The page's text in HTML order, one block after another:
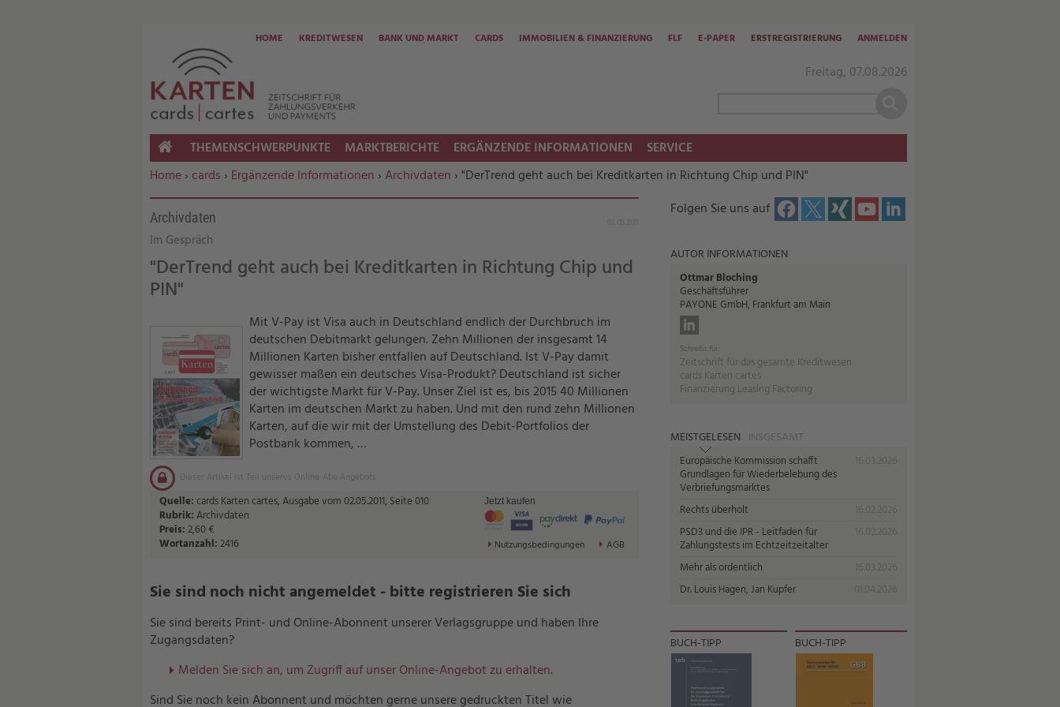
Freitag, 07.08.2026
HOME KREDITWESEN BANK UND MARKT CARDS IMMOBILIEN & FINANZIERUNG FLF E-PAPER ERSTREGISTRIERUNG ANMELDEN
Sie befinden sich hier:
Home› cards › Ergänzende Informationen › Archivdaten › "DerTrend geht auch bei Kreditkarten in Richtung Chip und PIN"
Archivdaten
Im Gespräch
"DerTrend geht auch bei Kreditkarten in Richtung Chip und
PIN"
Mit V-Pay ist Visa auch in Deutschland endlich der Durchbruch im
deutschen Debitmarkt gelungen. Zehn Millionen der insgesamt 14
Millionen Karten bisher entfallen auf Deutschland. Ist V-Pay damit
gewisser maßen ein deutsches Visa-Produkt? Deutschland ist sicher
der wichtigste Markt für V-Pay. Unser Ziel ist es, bis 2015 40 Millionen
Karten im deutschen Markt zu haben. Und mit den rund zehn Millionen
Karten, auf die wir mit der Umstellung des Debit-Portfolios der
Postbank kommen, …
Dieser Artikel ist Teil unseres Online-Abo Angebots.
Quelle:cards Karten cartes, Ausgabe vom 02.05.2011, Seite 010
Rubrik:Archivdaten
Preis:2,60 €
Wortanzahl:2416
Jetzt kaufen
Nutzungsbedingungen AGB
Sie sind noch nicht angemeldet - bitte registrieren Sie sich
Sie sind bereits Print- und Online-Abonnent unserer Verlagsgruppe und haben Ihre
Zugangsdaten?
Melden Sie sich an, um Zugriff auf unser Online-Angebot zu erhalten.
Sind Sie noch kein Abonnent und möchten gerne unsere gedruckten Titel wie
Folgen Sie uns auf
AUTOR INFORMATIONEN
Ottmar Bloching
Geschäftsführer
PAYONE GmbH, Frankfurt am Main
Schreibt für:
Zeitschrift für das gesamte Kreditwesen
cards Karten cartes
Finanzierung Leasing Factoring
MEISTGELESEN INSGESAMT
Europäische Kommission schafft
Grundlagen für Wiederbelebung des
Verbriefungsmarktes
Rechts überholt
PSD3 und die IPR - Leitfaden für
Zahlungstests im Echtzeitzeitalter
Mehr als ordentlich
Dr. Louis Hagen, Jan Kupfer
BUCH-TIPP BUCH-TIPP
HOME
THEMENSCHWERPUNKTE MARKTBERICHTE ERGÄNZENDE INFORMATIONEN SERVICE